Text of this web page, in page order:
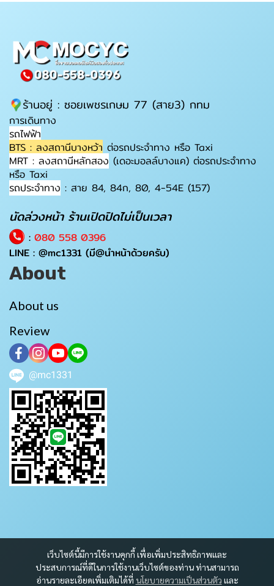
เว็บไซต์นี้มีการใช้งานคุกกี้ เพื่อเพิ่มประสิทธิภาพและ
ประสบการณ์ที่ดีในการใช้งานเว็บไซต์ของท่าน ท่านสามารถ
อ่านรายละเอียดเพิ่มเติมได้ที่ นโยบายความเป็นส่วนตัว และ
ร้านอยู่ : ซอยเพชรเกษม 77 (สาย3) กทม
การเดินทาง
รถไฟฟ้า
BTS : ลงสถานีบางหว้า ต่อรถประจำทาง หรือ Taxi
MRT : ลงสถานีหลักสอง (เดอะมอลล์บางแค) ต่อรถประจำทาง
หรือ Taxi
รถประจำทาง : สาย 84, 84ก, 80, 4-54E (157)
นัดล่วงหน้า ร้านเปิดปิดไม่เป็นเวลา
: 080 558 0396
LINE : @mc1331 (มี@นำหน้าด้วยครับ)
About
About us
Review
@mc1331